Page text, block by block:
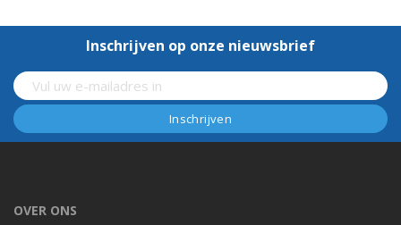
Inschrijven op onze nieuwsbrief
OVER ONS